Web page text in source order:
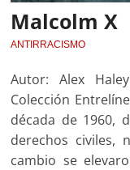
Malcolm X
ANTIRRACISMO
Autor: Alex
Colección
década de 1960,
derechos civiles,
cambio se